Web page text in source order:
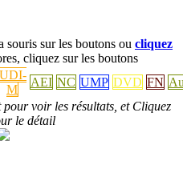
souris sur les boutons ou cliquez
cliquez sur les boutons
UDI-
M
AEI NC UMP DVD FN
voir les résultats, et Cliquez
le détail